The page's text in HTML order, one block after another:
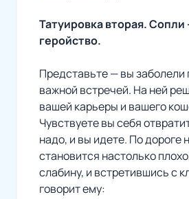
Татуировка вторая. Сопли
геройство.
Представьте — вы заболели
важной встречей. На ней
вашей карьеры и вашего
Чувствуете вы себя
надо, и вы идете. По дороге
становится настолько
слабину, и встретившись с
говорит ему: